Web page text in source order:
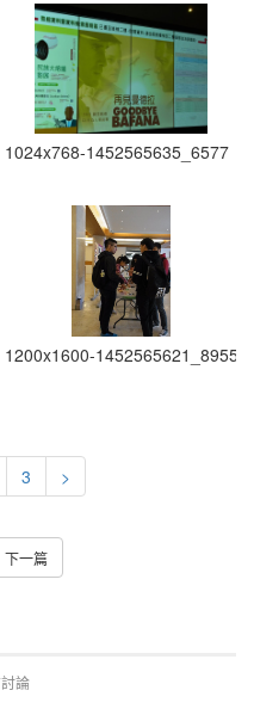
1024x768-1452565635_6577
1200x1600-1452565621_8955
3 >
下一篇
論